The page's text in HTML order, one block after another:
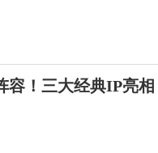
容！三大经典IP亮相